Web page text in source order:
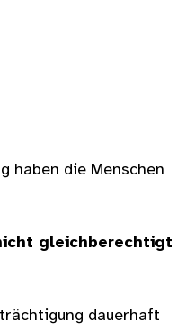
haben die Menschen
gleichberechtigt
dauerhaft